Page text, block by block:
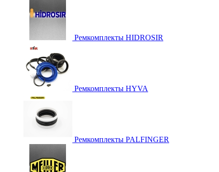
Ремкомплекты HIDROSIR
Ремкомплекты HYVA
Ремкомплекты PALFINGER